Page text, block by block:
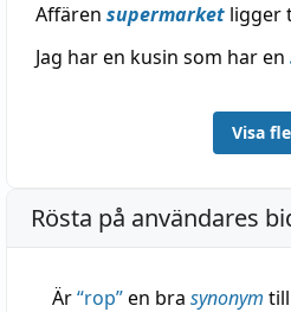
Affären supermarket ligger
Jag har en kusin som har en
Visa
Rösta på användares
Är“rop”en bra synonym